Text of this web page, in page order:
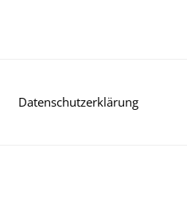
m
Datenschutzerklärung